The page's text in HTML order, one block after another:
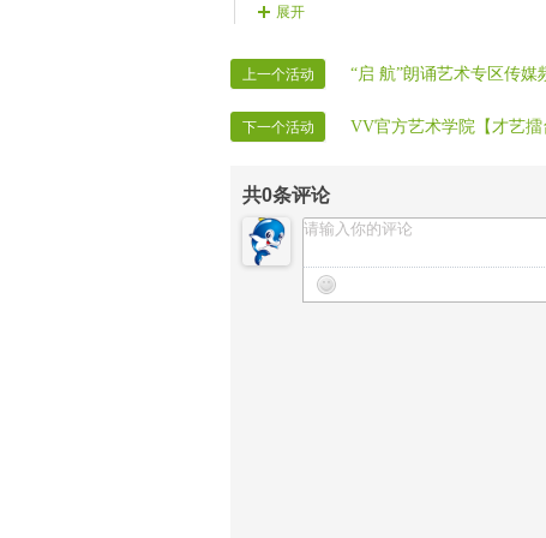
【25号演员】雪韵.歌曲【天下乡亲】
【27号演员】杨紫.歌曲【越走路越宽】
【28号演员】春风.电萨克斯独奏【难忘
【晚会录像】无羽
【晚会迎宾】全体管理
【晚会主持】准星，名扬
展开
上一个活动 “启 航”朗诵艺术专区传
下一个活动 VV官方艺术学院【才艺
共0条评论